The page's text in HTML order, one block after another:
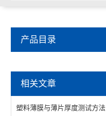
产品目录
油墨脱色试验机
空气含量测试仪
相关文章
塑料薄膜与薄片厚度测试方法